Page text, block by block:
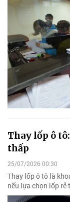
Thay lốp ô
thấp
25/07/2026 00:30
Thay lốp ô tô là
nếu lựa chọn lốp